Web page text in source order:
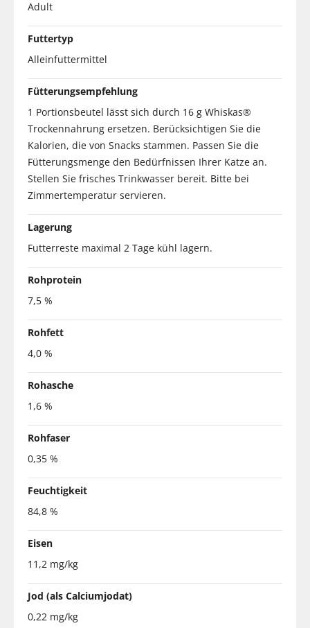
Adult
Futtertyp
Alleinfuttermittel
Fütterungsempfehlung
1 Portionsbeutel lässt sich durch 16 g Whiskas®
Trockennahrung ersetzen. Berücksichtigen Sie die
Kalorien, die von Snacks stammen. Passen Sie die
Fütterungsmenge den Bedürfnissen Ihrer Katze an.
Stellen Sie frisches Trinkwasser bereit. Bitte bei
Zimmertemperatur servieren.
Lagerung
Futterreste maximal 2 Tage kühl lagern.
Rohprotein
7,5 %
Rohfett
4,0 %
Rohasche
1,6 %
Rohfaser
0,35 %
Feuchtigkeit
84,8 %
Eisen
11,2 mg/kg
Jod (als Calciumjodat)
0,22 mg/kg